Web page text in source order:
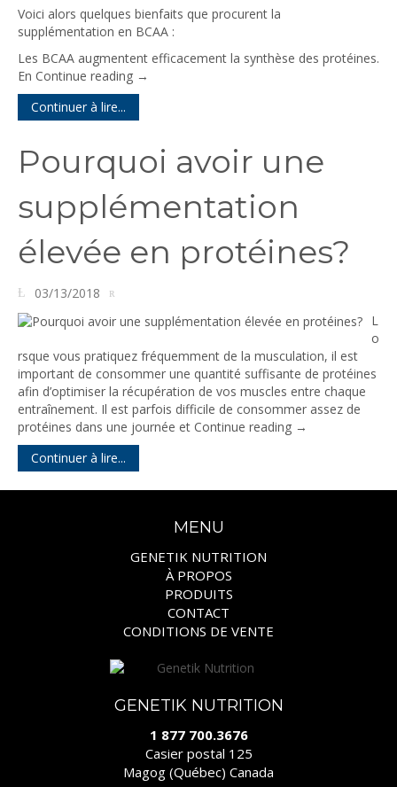
Voici alors quelques bienfaits que procurent la
supplémentation en BCAA :
Les BCAA augmentent efficacement la synthèse des protéines.
En Continue reading →
Continuer à lire...
Pourquoi avoir une
supplémentation
élevée en protéines?
03/13/2018
L
o
rsque vous pratiquez fréquemment de la musculation, il est
important de consommer une quantité suffisante de protéines
afin d’optimiser la récupération de vos muscles entre chaque
entraînement. Il est parfois difficile de consommer assez de
protéines dans une journée et Continue reading →
Continuer à lire...
MENU
GENETIK NUTRITION
À PROPOS
PRODUITS
CONTACT
CONDITIONS DE VENTE
GENETIK NUTRITION
1 877 700.3676
Casier postal 125
Magog (Québec) Canada